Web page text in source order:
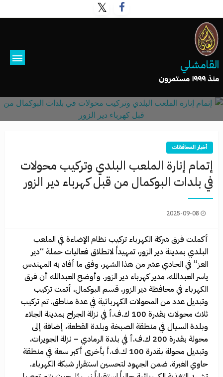
القامشلي
منذ ١٩٩٩ مستمرون
أخبار المحافظات
إتمام إنارة الملعب البلدي وتركيب محولات
في بلدات البوكمال من قبل كهرباء دير الزور
2025-09-08
أكملت فرق شركة الكهرباء تركيب نظام الإضاءة في الملعب
البلدي بمدينة دير الزور، تمهيداً لانطلاق فعاليات حملة “دير
العز” في الحادي عشر من هذا الشهر، وفق ما أفاد به المهندس
ياسر العبدالله، مدير كهرباء دير الزور. وأوضح العبدالله أن فرق
الكهرباء في محافظة دير الزور، قسم البوكمال، أتمت تركيب
وتبديل عدد من المحولات الكهربائية في عدة مناطق. تم تركيب
ثلاث محولات بقدرة 100 ك.ف.أ في نزلة الجراح بمدينة الجلاء
وبلدة السيال في منطقة الصبخة وبلدة القطعة، إضافة إلى
محولة بقدرة 200 ك.ف.أ في بلدة الرمادي – نزلة الجويرات،
وتبديل محولة بقدرة 100 ك.ف.أ بأخرى أكبر سعة في منطقة
حاوي الغبرة، ضمن الجهود لتحسين استقرار شبكة الكهرباء.